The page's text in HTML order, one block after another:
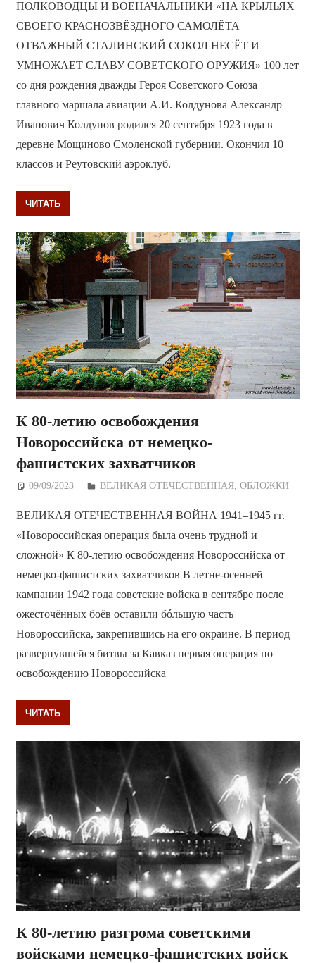
ПОЛКОВОДЦЫ И ВОЕНАЧАЛЬНИКИ «НА КРЫЛЬЯХ
СВОЕГО КРАСНОЗВЁЗДНОГО САМОЛЁТА
ОТВАЖНЫЙ СТАЛИНСКИЙ СОКОЛ НЕСЁТ И
УМНОЖАЕТ СЛАВУ СОВЕТСКОГО ОРУЖИЯ» 100 лет
со дня рождения дважды Героя Советского Союза
главного маршала авиации А.И. Колдунова Александр
Иванович Колдунов родился 20 сентября 1923 года в
деревне Мощиново Смоленской губернии. Окончил 10
классов и Реутовский аэроклуб.
ЧИТАТЬ
К 80-летию освобождения
Новороссийска от немецко-
фашистских захватчиков
09/09/2023 Дежурный по Редакции
ВЕЛИКАЯ ОТЕЧЕСТВЕННАЯ,ОБЛОЖКИ
ВЕЛИКАЯ ОТЕЧЕСТВЕННАЯ ВОЙНА 1941–1945 гг.
«Новороссийская операция была очень трудной и
сложной» К 80-летию освобождения Новороссийска от
немецко-фашистских захватчиков В летне-осенней
кампании 1942 года советские войска в сентябре после
ожесточённых боёв оставили бóльшую часть
Новороссийска, закрепившись на его окраине. В период
развернувшейся битвы за Кавказ первая операция по
освобождению Новороссийска
ЧИТАТЬ
К 80-летию разгрома советскими
войсками немецко-фашистских войск